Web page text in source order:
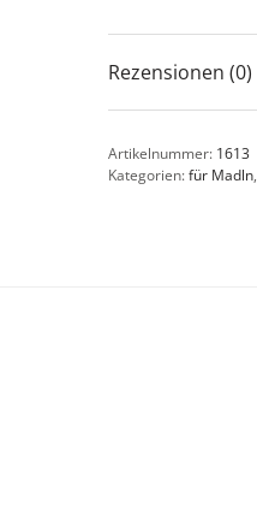
Rezensionen (0)
Artikelnummer: 1613
Kategorien:für Madln,